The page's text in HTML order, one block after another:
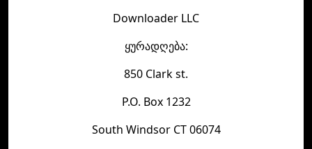
Downloader LLC
ყურადღება:
850 Clark st.
P.O. Box 1232
South Windsor CT 06074